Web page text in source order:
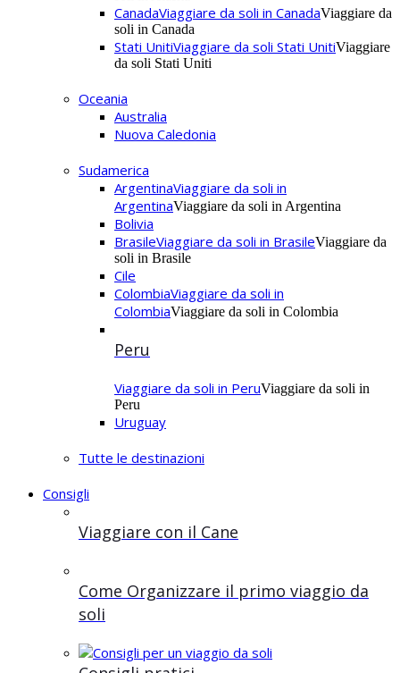
CanadaViaggiare da soli in CanadaViaggiare da
soli in Canada
Stati UnitiViaggiare da soli Stati UnitiViaggiare
da soli Stati Uniti
Oceania
Australia
Nuova Caledonia
Sudamerica
ArgentinaViaggiare da soli in
ArgentinaViaggiare da soli in Argentina
Bolivia
BrasileViaggiare da soli in BrasileViaggiare da
soli in Brasile
Cile
ColombiaViaggiare da soli in
ColombiaViaggiare da soli in Colombia
Peru
Viaggiare da soli in PeruViaggiare da soli in
Peru
Uruguay
Tutte le destinazioni
Consigli
Viaggiare con il Cane
Come Organizzare il primo viaggio da
soli